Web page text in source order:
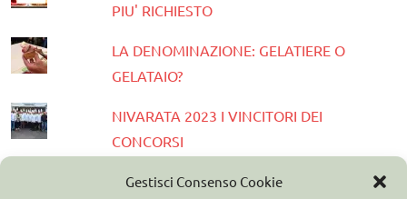
Gestisci Consenso Cookie
PIU' RICHIESTO
LA DENOMINAZIONE: GELATIERE O
GELATAIO?
NIVARATA 2023 I VINCITORI DEI
CONCORSI
PRESENTATA LA GUIDA GELATERIE